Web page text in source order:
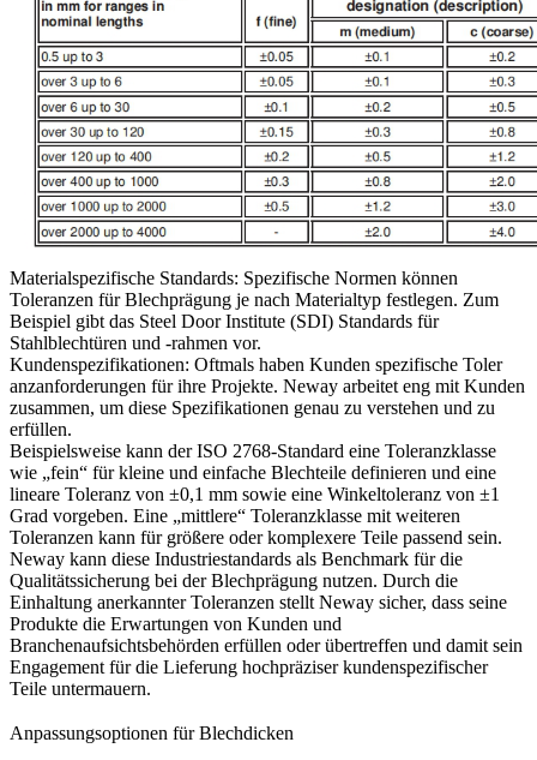
Materialspezifische Standards: Spezifische Normen können
Toleranzen für Blechprägung je nach Materialtyp festlegen. Zum
Beispiel gibt das Steel Door Institute (SDI) Standards für
Stahlblechtüren und -rahmen vor.
Kundenspezifikationen: Oftmals haben Kunden spezifische Toler
anzanforderungen für ihre Projekte. Neway arbeitet eng mit Kunden
zusammen, um diese Spezifikationen genau zu verstehen und zu
erfüllen.
Beispielsweise kann der ISO 2768-Standard eine Toleranzklasse
wie „fein“ für kleine und einfache Blechteile definieren und eine
lineare Toleranz von ±0,1 mm sowie eine Winkeltoleranz von ±1
Grad vorgeben. Eine „mittlere“ Toleranzklasse mit weiteren
Toleranzen kann für größere oder komplexere Teile passend sein.
Neway kann diese Industriestandards als Benchmark für die
Qualitätssicherung bei der Blechprägung nutzen. Durch die
Einhaltung anerkannter Toleranzen stellt Neway sicher, dass seine
Produkte die Erwartungen von Kunden und
Branchenaufsichtsbehörden erfüllen oder übertreffen und damit sein
Engagement für die Lieferung hochpräziser kundenspezifischer
Teile untermauern.
Anpassungsoptionen für Blechdicken